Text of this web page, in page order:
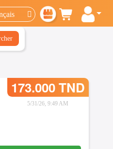
173.000 TND
5/31/26, 9:49 AM